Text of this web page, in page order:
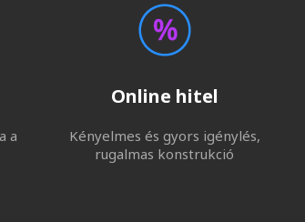
a
Online hitel
Kényelmes és gyors igénylés,
rugalmas konstrukció